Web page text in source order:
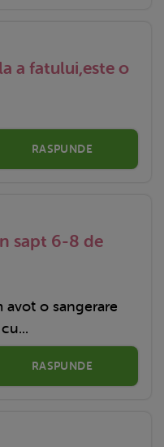
a fatului,este o
RASPUNDE
sapt 6-8 de
avot o sangerare
RASPUNDE